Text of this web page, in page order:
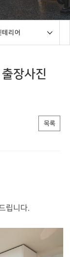
리어
장사진
목록
립니다.